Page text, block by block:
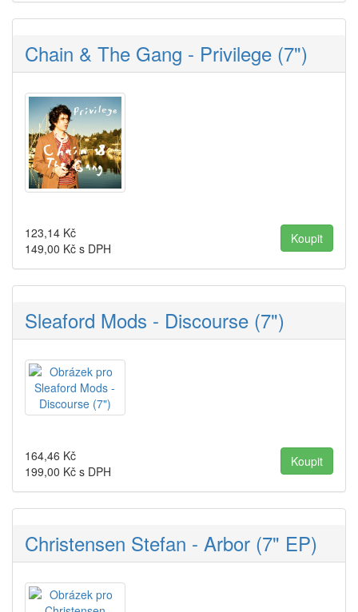
Chain & The Gang - Privilege (7")
123,14 Kč
149,00 Kč s DPH
Sleaford Mods - Discourse (7")
164,46 Kč
199,00 Kč s DPH
Christensen Stefan - Arbor (7" EP)